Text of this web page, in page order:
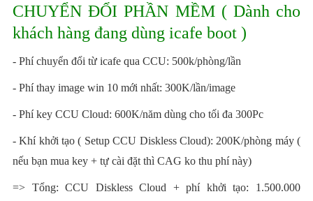
CHUYỂN ĐỔI PHẦN MỀM ( Dành cho
khách hàng đang dùng icafe boot )
- Phí chuyển đổi từ icafe qua CCU: 500k/phòng/lần
- Phí thay image win 10 mới nhất: 300K/lần/image
- Phí key CCU Cloud: 600K/năm dùng cho tối đa 300Pc
- Khí khởi tạo ( SetupCCU Diskless Cloud): 200K/phòng máy (
nếu bạn mua key + tự cài đặt thì CAG ko thu phí này)
=> Tổng:CCU Diskless Cloud + phí khởi tạo: 1.500.000